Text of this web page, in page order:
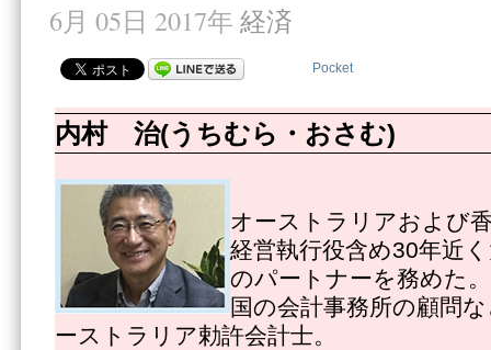
6月 05日 2017年 経済
Pocket
内村 治(うちむら・おさむ)
オーストラリアおよび
経営執行役含め30年近
のパートナーを務めた
国の会計事務所の顧問
ーストラリア勅許会計士。